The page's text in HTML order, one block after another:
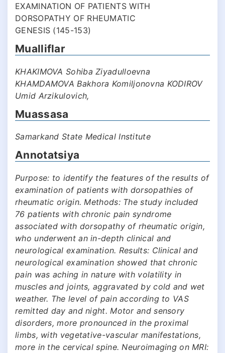
EXAMINATION OF PATIENTS WITH
DORSOPATHY OF RHEUMATIC
GENESIS (145-153)
Mualliflar
KHAKIMOVA Sohiba Ziyadulloevna
KHAMDAMOVA Bakhora Komiljonovna KODIROV
Umid Arzikulovich,
Muassasa
Samarkand State Medical Institute
Annotatsiya
Purpose: to identify the features of the results of
examination of patients with dorsopathies of
rheumatic origin. Methods: The study included
76 patients with chronic pain syndrome
associated with dorsopathy of rheumatic origin,
who underwent an in-depth clinical and
neurological examination. Results: Clinical and
neurological examination showed that chronic
pain was aching in nature with volatility in
muscles and joints, aggravated by cold and wet
weather. The level of pain according to VAS
remitted day and night. Motor and sensory
disorders, more pronounced in the proximal
limbs, with vegetative-vascular manifestations,
more in the cervical spine. Neuroimaging on MRI: